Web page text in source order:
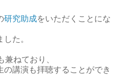
研究助成をいただくことにな
た。
兼ねており、
の講演も拝聴することができ